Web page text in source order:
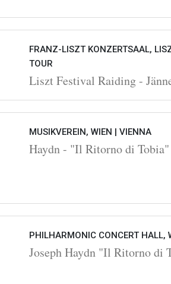
FRANZ-LISZT KONZERTSAAL,
TOUR
Liszt Festival Raiding -
MUSIKVEREIN, WIEN | VIENNA
Haydn - "Il Ritorno di Tobia"
PHILHARMONIC CONCERT HALL,
Joseph Haydn "Il Ritorno di